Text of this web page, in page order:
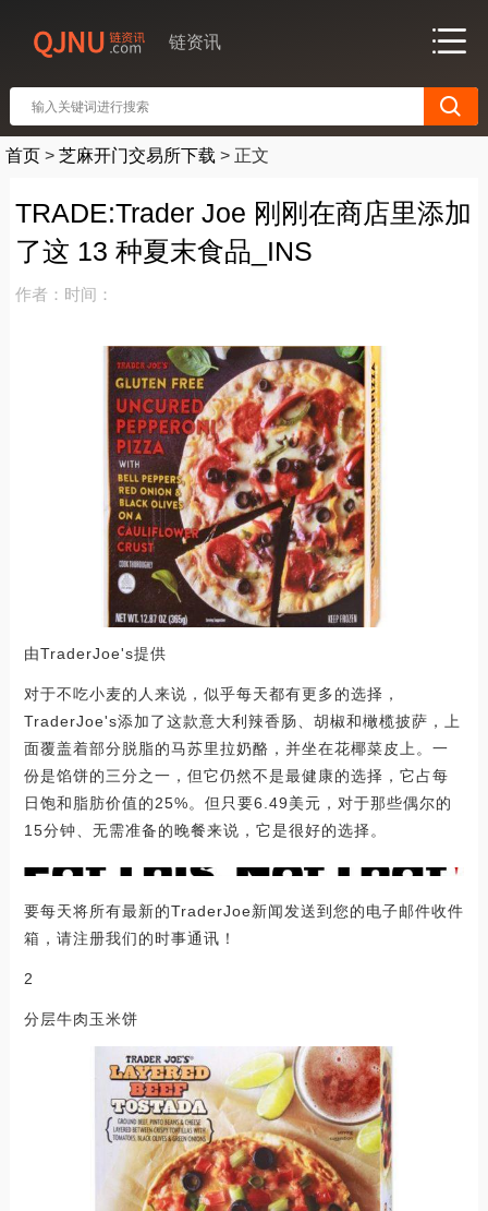
链资讯
首页 > 芝麻开门交易所下载 > 正文
TRADE:Trader Joe 刚刚在商店里添加
了这 13 种夏末食品_INS
作者： 时间：
由TraderJoe's提供
对于不吃小麦的人来说，似乎每天都有更多的选择，
TraderJoe's添加了这款意大利辣香肠、胡椒和橄榄披萨，上
面覆盖着部分脱脂的马苏里拉奶酪，并坐在花椰菜皮上。一
份是馅饼的三分之一，但它仍然不是最健康的选择，它占每
日饱和脂肪价值的25%。但只要6.49美元，对于那些偶尔的
15分钟、无需准备的晚餐来说，它是很好的选择。
要每天将所有最新的TraderJoe新闻发送到您的电子邮件收件
箱，请注册我们的时事通讯！
2
分层牛肉玉米饼